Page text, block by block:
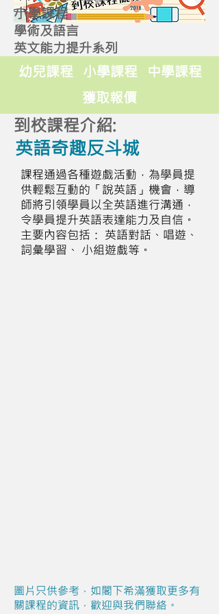
小學課程
學術及語言
英文能力提升系列
幼兒課程 小學課程
中學課程
獲取報價
到校課程介紹:
英語奇趣反斗城
課程通過各種遊戲活動，為學員提
供輕鬆互動的「說英語」機會，導
師將引領學員以全英語進行溝通，
令學員提升英語表達能力及自信。
主要內容包括： 英語對話、唱遊、
詞彙學習、 小組遊戲等。
圖片只供參考，如閣下希滿獲取更多有
關課程的資訊，歡迎與我們聯絡。